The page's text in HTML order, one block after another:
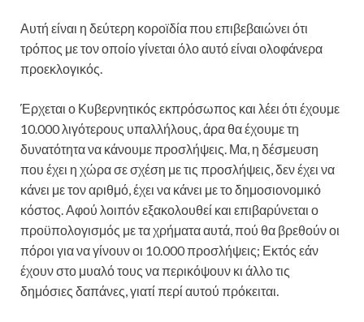
Αυτή είναι η δεύτερη κοροϊδία που επιβεβαιώνει ότι
τρόπος με τον οποίο γίνεται όλο αυτό είναι ολοφάνερα
προεκλογικός.
Έρχεται ο Κυβερνητικός εκπρόσωπος και λέει ότι έχουμε
10.000 λιγότερους υπαλλήλους, άρα θα έχουμε τη
δυνατότητα να κάνουμε προσλήψεις. Μα, η δέσμευση
που έχει η χώρα σε σχέση με τις προσλήψεις, δεν έχει να
κάνει με τον αριθμό, έχει να κάνει με το δημοσιονομικό
κόστος. Αφού λοιπόν εξακολουθεί και επιβαρύνεται ο
προϋπολογισμός με τα χρήματα αυτά, πού θα βρεθούν οι
πόροι για να γίνουν οι 10.000 προσλήψεις; Εκτός εάν
έχουν στο μυαλό τους να περικόψουν κι άλλο τις
δημόσιες δαπάνες, γιατί περί αυτού πρόκειται.